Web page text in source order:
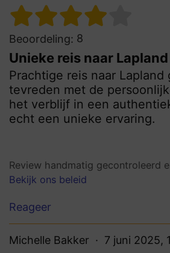
Beoordeling: 8
Unieke reis naar Lapland
Prachtige reis naar Lapland
tevreden met de
het verblijf in een
echt een unieke ervaring.
Review handmatig gecontroleerd
Bekijk ons beleid
Reageer
Michelle Bakker 7 juni 2025,